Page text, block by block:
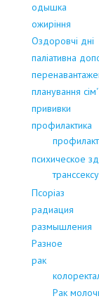
одышка
ожиріння
Оздоровчі дні
паліативна
планування
прививки
профилактика
психическое
Псоріаз
радиация
размышления
Разное
рак
Рак